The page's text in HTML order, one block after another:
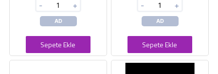
- +
AD
Sepete Ekle
- +
AD
Sepete Ekle